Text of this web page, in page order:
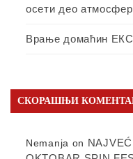
осети део
Врање домаћин
СКОРАШЊИ
Nemanja on